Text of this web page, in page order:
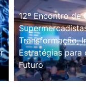
12º Encontro de
Transformação,
Estratégias para
Futuro